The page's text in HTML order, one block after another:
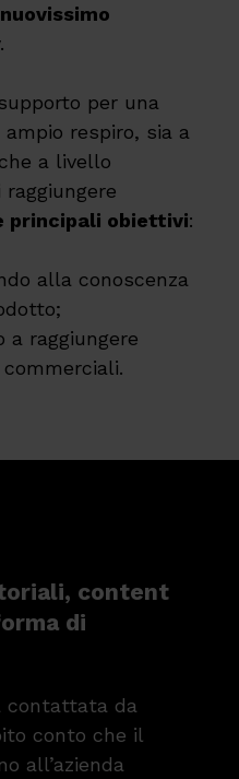
per una
ampio respiro, sia a
a livello
principali obiettivi:
alla conoscenza
a raggiungere
content
di
contattata da
conto che il
all’azienda